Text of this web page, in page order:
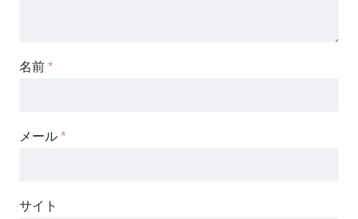
名前 *
メール *
サイト